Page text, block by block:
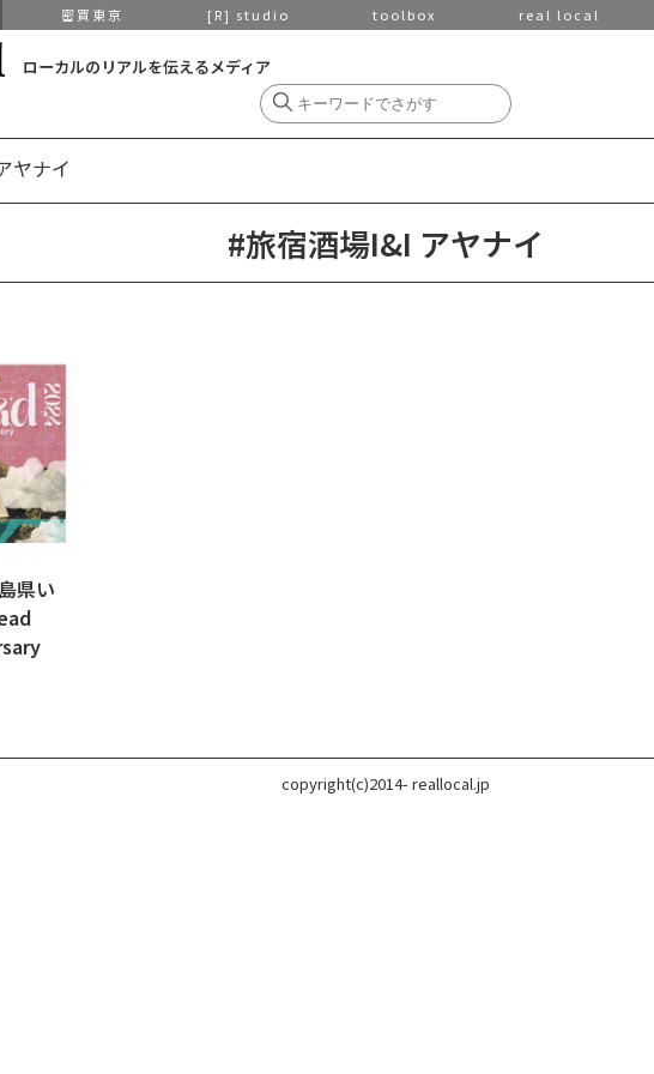
密買東京 [R] studio toolbox real local
ローカルのリアルを伝えるメディア
ナイ
#旅宿酒場I&I アヤナイ
県い
copyright(c)2014- reallocal.jp